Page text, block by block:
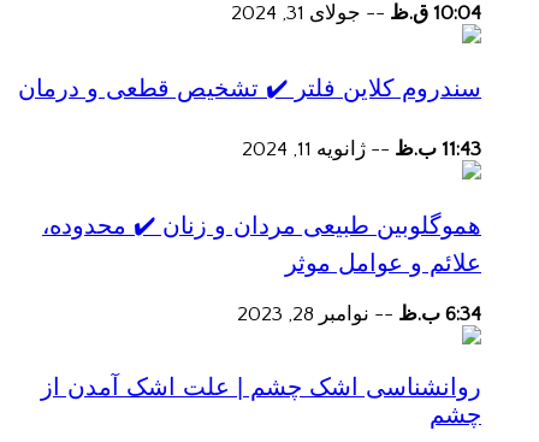
10:04 ق.ظ -- جولای 31, 2024
سندروم کلاین فلتر ✔️ تشخیص قطعی و درمان
11:43 ب.ظ -- ژانویه 11, 2024
هموگلوبین طبیعی مردان و زنان ✔️ محدوده،
علائم و عوامل موثر
6:34 ب.ظ -- نوامبر 28, 2023
روانشناسی اشک چشم | علت اشک آمدن از
چشم